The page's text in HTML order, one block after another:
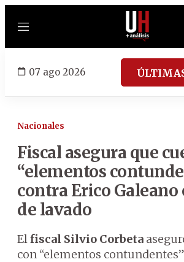
Menú
07 ago 2026
Nacionales
Fiscal asegura que
“elementos
contra Erico Galeano
de lavado
Elfiscal Silvio Corbeta
con “elementos